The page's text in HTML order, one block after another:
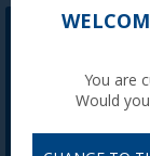
posible.
You are
Would